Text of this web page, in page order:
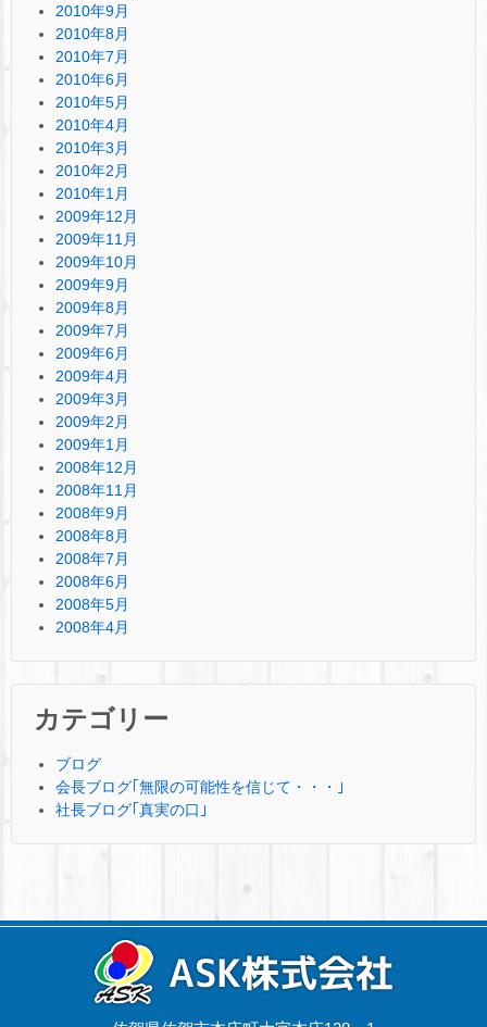
2010年9月
2010年8月
2010年7月
2010年6月
2010年5月
2010年4月
2010年3月
2010年2月
2010年1月
2009年12月
2009年11月
2009年10月
2009年9月
2009年8月
2009年7月
2009年6月
2009年4月
2009年3月
2009年2月
2009年1月
2008年12月
2008年11月
2008年9月
2008年8月
2008年7月
2008年6月
2008年5月
2008年4月
カテゴリー
ブログ
会長ブログ｢無限の可能性を信じて・・・｣
社長ブログ｢真実の口｣